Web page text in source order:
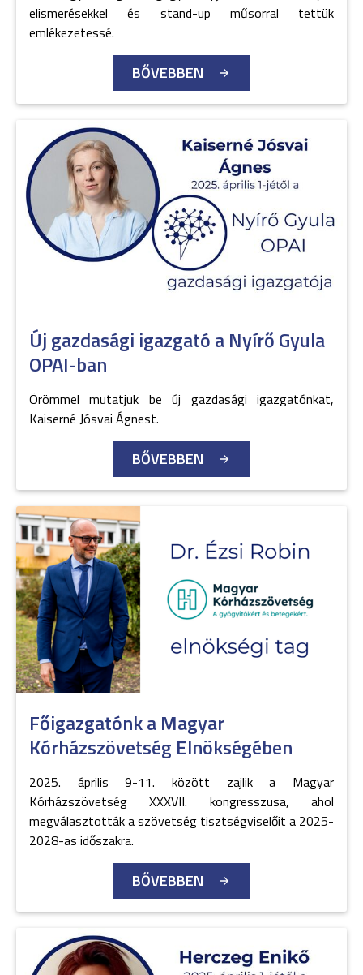
elismerésekkel és stand-up műsorral tettük
emlékezetessé.
BŐVEBBEN
Új gazdasági igazgató a Nyírő Gyula
OPAI-ban
Örömmel mutatjuk be új gazdasági igazgatónkat,
Kaiserné Jósvai Ágnest.
BŐVEBBEN
Főigazgatónk a Magyar
Kórházszövetség Elnökségében
2025. április 9-11. között zajlik a Magyar
Kórházszövetség XXXVII. kongresszusa, ahol
megválasztották a szövetség tisztségviselőit a 2025-
2028-as időszakra.
BŐVEBBEN